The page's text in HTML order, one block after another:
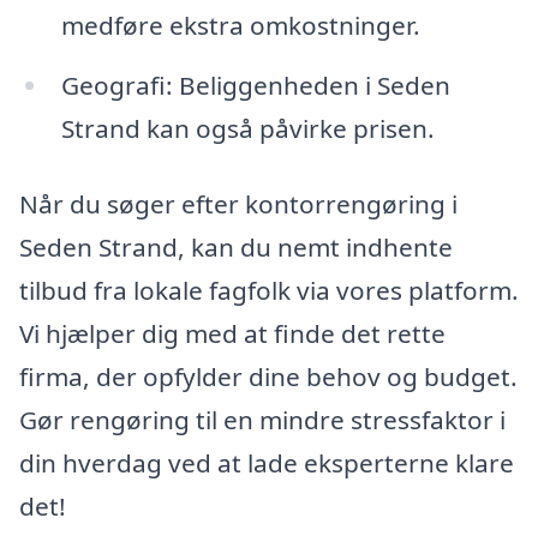
medføre ekstra omkostninger.
Geografi: Beliggenheden i Seden
Strand kan også påvirke prisen.
Når du søger efter kontorrengøring i
Seden Strand, kan du nemt indhente
tilbud fra lokale fagfolk via vores platform.
Vi hjælper dig med at finde det rette
firma, der opfylder dine behov og budget.
Gør rengøring til en mindre stressfaktor i
din hverdag ved at lade eksperterne klare
det!